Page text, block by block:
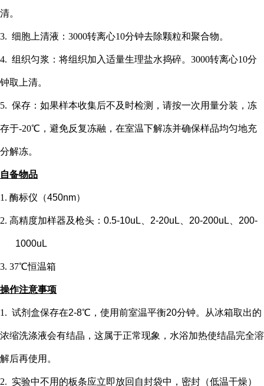
清。
3. 细胞上清液：3000转离心10分钟去除颗粒和聚合物。
4. 组织匀浆：将组织加入适量生理盐水捣碎。3000转离心10分
钟取上清。
5. 保存：如果样本收集后不及时检测，请按一次用量分装，冻
存于-20℃，避免反复冻融，在室温下解冻并确保样品均匀地充
分解冻。
自备物品
1. 酶标仪（450nm）
2. 高精度加样器及枪头： 0.5-10uL、2-20uL、20-200uL、200-
1000uL
3. 37℃恒温箱
操作注意事项
1. 试剂盒保存在2-8℃，使用前室温平衡20分钟。从冰箱取出的
浓缩洗涤液会有结晶，这属于正常现象，水浴加热使结晶完全溶
解后再使用。
2. 实验中不用的板条应立即放回自封袋中，密封（低温干燥）